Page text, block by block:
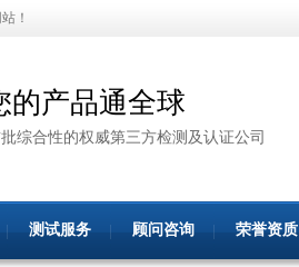
！
的产品通全球
综合性的权威第三方检测及认证公司
测试服务 顾问咨询 荣誉资质